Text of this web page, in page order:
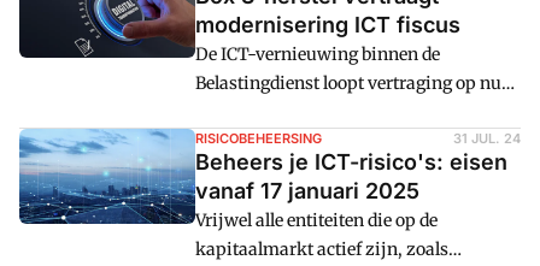
beveiligingseisen. De inwerkingtreding
is nu het derde kwartaal van 2025.
modernisering ICT fiscus
De ICT-vernieuwing binnen de
Belastingdienst loopt vertraging op nu
verwerking van aangiftes blijft daarom
langer afhankelijk van de nukken en
grillen van oude software.
RISICOBEHEERSING 31 JUL. 24
Beheers je ICT-risico's: eisen
vanaf 17 januari 2025
Vrijwel alle entiteiten die op de
kapitaalmarkt actief zijn, zoals